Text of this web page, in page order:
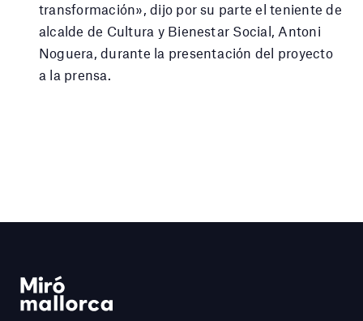
transformación», dijo por su parte el teniente de
alcalde de Cultura y Bienestar Social, Antoni
Noguera, durante la presentación del proyecto
a la prensa.